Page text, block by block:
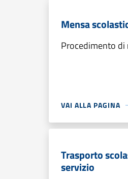
Mensa
Procedimento di
VAI ALLA PAGINA
Trasporto
servizio